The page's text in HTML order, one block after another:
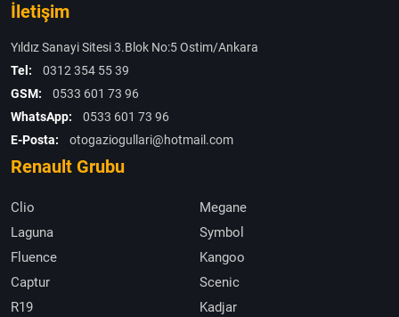
İletişim
Yıldız Sanayi Sitesi 3.Blok No:5 Ostim/Ankara
Tel:
0312 354 55 39
GSM:
0533 601 73 96
WhatsApp:
0533 601 73 96
E-Posta:
otogaziogullari@hotmail.com
Renault Grubu
Clio
Megane
Laguna
Symbol
Fluence
Kangoo
Captur
Scenic
R19
Kadjar